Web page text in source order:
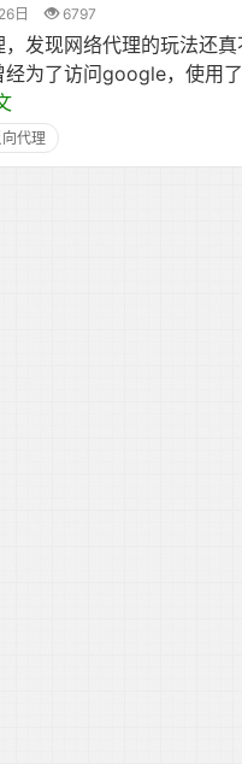
日 6797
发现网络代理的玩法还
为了访问google，使用
向代理